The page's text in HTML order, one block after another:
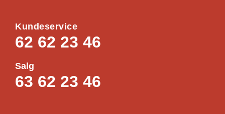
Kundeservice
62 62 23 46
Salg
63 62 23 46